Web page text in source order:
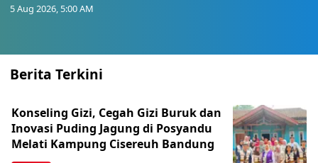
5 Aug 2026, 5:00 AM
Berita Terkini
Konseling Gizi, Cegah Gizi Buruk dan
Inovasi Puding Jagung di Posyandu
Melati Kampung Cisereuh Bandung